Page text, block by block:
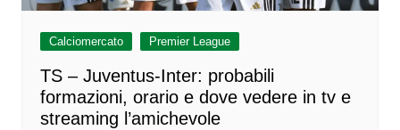
Calciomercato Premier League
TS – Juventus-Inter: probabili
formazioni, orario e dove vedere in tv e
streaming l’amichevole